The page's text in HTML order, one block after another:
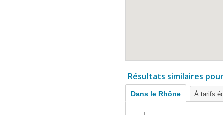
Résultats similaires
Dans le Rhône À tarifs